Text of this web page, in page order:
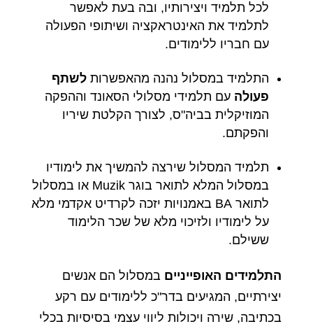
לכל תלמיד ויצירותיו, ובה בעת לאפשר
לתלמיד את האינטראקציה ושיתופי הפעולה
עם חבריו ללימודים.
התלמיד במסלול נהנה מהאפשרות לשתף
פעולה עם תלמידי מסלולי הסאונד וההפקה
המוזיקלית בביה"ס, לצורך הקלטת שיריו
והפקתם.
תלמיד המסלול שירצה להמשיך את לימודיו
במסלול המלא לתואר בוגר Muzik או במסלול
לתואר BA באמנויות יזכה לקרדיט אקדמי מלא
על לימודיו ולזיכוי מלא של שכר הלימוד
ששילם.
התלמידים האופייניים במסלול הם אנשים
יצירתיים, המגיעים בדר"כ ללימודים עם רקע
בכתיבה, שירה ויכולות ליווי עצמי בסיסיות בכלי